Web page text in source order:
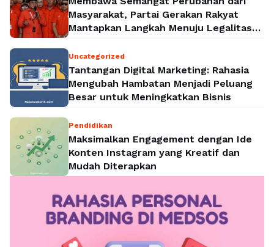
Masyarakat, Partai Gerakan Rakyat
Mantapkan Langkah Menuju Legalitas
Uncategorized
Tantangan Digital Marketing: Rahasia
Mengubah Hambatan Menjadi Peluang
Besar untuk Meningkatkan Bisnis
Pendidikan
Maksimalkan Engagement dengan Ide
Konten Instagram yang Kreatif dan
Mudah Diterapkan